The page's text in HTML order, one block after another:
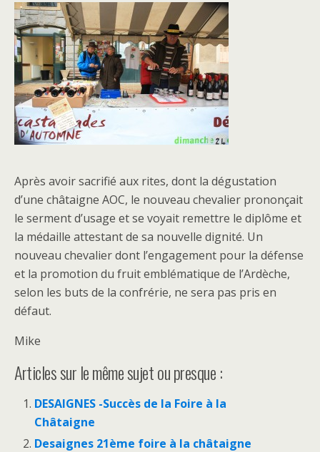
Après avoir sacrifié aux rites, dont la dégustation
d’une châtaigne AOC, le nouveau chevalier prononçait
le serment d’usage et se voyait remettre le diplôme et
la médaille attestant de sa nouvelle dignité. Un
nouveau chevalier dont l’engagement pour la défense
et la promotion du fruit emblématique de l’Ardèche,
selon les buts de la confrérie, ne sera pas pris en
défaut.
Mike
Articles sur le même sujet ou presque :
DESAIGNES -Succès de la Foire à la
Châtaigne
Desaignes 21ème foire à la châtaigne